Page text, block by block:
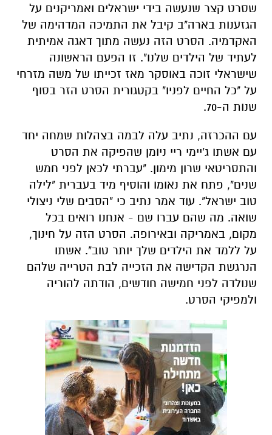
שסרט קצר שנעשה בידי ישראלים ואמריקנים על
הגזענות בארה"ב קיבל את התמיכה המדהימה של
האקדמיה. הסרט הזה נעשה מתוך דאגה אמיתית
לעתיד של הילדים שלנו". זו הפעם הראשונה
שישראלי זוכה באוסקר מאז זכייתו של משה מזרחי
על "כל החיים לפניו" בקטגורית הסרט הזר בסוף
שנות ה-70.
עם ההכרזה, נתיב עלה לבמה בצהלות שמחה יחד
עם אשתו ג'יימי ריי ניומן שהפיקה את הסרט
והתסריטאי שרון מימון. "עברתי לכאן לפני חמש
שנים", פתח את נאומו והוסיף מיד בעברית "לילה
טוב ישראל". עוד אמר נתיב כי "הסבים שלי ניצולי
שואה. מה שהם עברו שם - אנחנו רואים בכל
מקום, באמריקה ובאירופה. הסרט הזה על חינוך,
על ללמד את הילדים שלך יותר טוב". אשתו
הנרגשת הקדישה את הזכייה לבת הטרייה שלהם
שנולדה לפני חמישה חודשים, הודתה להוריה
ולמפיקי הסרט.